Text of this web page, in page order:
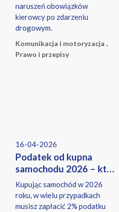
naruszeń obowiązków
kierowcy po zdarzeniu
drogowym.
Komunikacja i motoryzacja ,
Prawo i przepisy
16-04-2026
Podatek od kupna
samochodu 2026 – kto
i ile musi zapłacić?
Kupując samochód w 2026
roku, w wielu przypadkach
musisz zapłacić 2% podatku